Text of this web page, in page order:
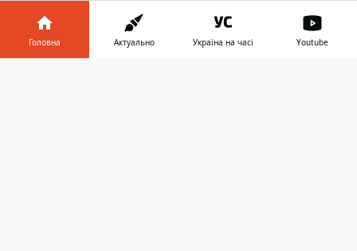
Дніпро
Головна Актуально Україна на часі Youtube